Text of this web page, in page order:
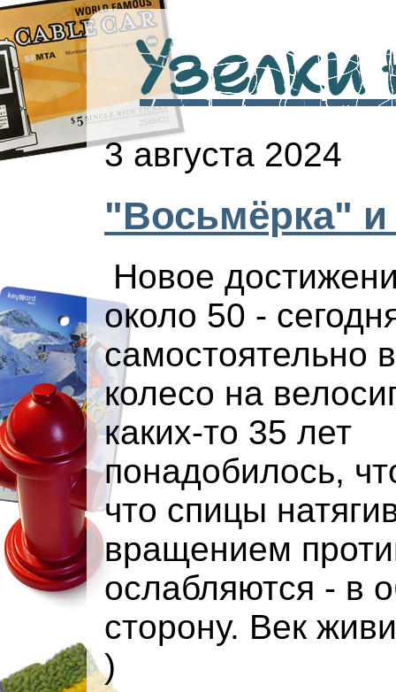
Узелки
3 августа 2024
"Восьмёрка"
Новое
около 50 -
самостоятельно
колесо на
каких-то 35 лет
понадобилось,
что спицы
вращением
ослабляются - в
сторону. Век
)